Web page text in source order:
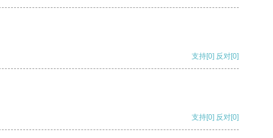
支持[0] 反对[0]
支持[0] 反对[0]